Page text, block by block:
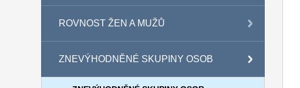
ROVNOST ŽEN A MUŽŮ
ZNEVÝHODNĚNÉ SKUPINY OSOB